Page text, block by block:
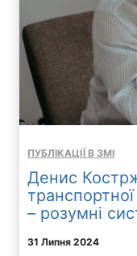
ПУБЛІКАЦІЇ В ЗМІ
Денис
– розумні
31 Липня 2024